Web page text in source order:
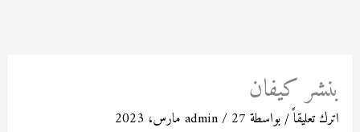
بنشر كيفان
اترك تعليقاً/ بواسطة admin/ 27 مارس، 2023